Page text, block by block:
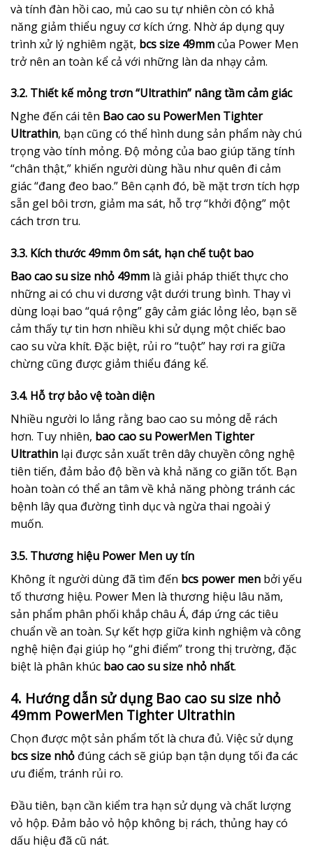
và tính đàn hồi cao, mủ cao su tự nhiên còn có khả
năng giảm thiểu nguy cơ kích ứng. Nhờ áp dụng quy
trình xử lý nghiêm ngặt, bcs size 49mmcủa Power Men
trở nên an toàn kể cả với những làn da nhạy cảm.
3.2. Thiết kế mỏng trơn “Ultrathin” nâng tầm cảm giác
Nghe đến cái tên Bao cao su PowerMen Tighter
Ultrathin, bạn cũng có thể hình dung sản phẩm này chú
trọng vào tính mỏng. Độ mỏng của bao giúp tăng tính
“chân thật,” khiến người dùng hầu như quên đi cảm
giác “đang đeo bao.” Bên cạnh đó, bề mặt trơn tích hợp
sẵn gel bôi trơn, giảm ma sát, hỗ trợ “khởi động” một
cách trơn tru.
3.3. Kích thước 49mm ôm sát, hạn chế tuột bao
Bao cao su size nhỏ 49mm là giải pháp thiết thực cho
những ai có chu vi dương vật dưới trung bình. Thay vì
dùng loại bao “quá rộng” gây cảm giác lỏng lẻo, bạn sẽ
cảm thấy tự tin hơn nhiều khi sử dụng một chiếc bao
cao su vừa khít. Đặc biệt, rủi ro “tuột” hay rơi ra giữa
chừng cũng được giảm thiểu đáng kể.
3.4. Hỗ trợ bảo vệ toàn diện
Nhiều người lo lắng rằng bao cao su mỏng dễ rách
hơn. Tuy nhiên, bao cao su PowerMen Tighter
Ultrathin lại được sản xuất trên dây chuyền công nghệ
tiên tiến, đảm bảo độ bền và khả năng co giãn tốt. Bạn
hoàn toàn có thể an tâm về khả năng phòng tránh các
bệnh lây qua đường tình dục và ngừa thai ngoài ý
muốn.
3.5. Thương hiệu Power Men uy tín
Không ít người dùng đã tìm đến bcs power men bởi yếu
tố thương hiệu. Power Men là thương hiệu lâu năm,
sản phẩm phân phối khắp châu Á, đáp ứng các tiêu
chuẩn về an toàn. Sự kết hợp giữa kinh nghiệm và công
nghệ hiện đại giúp họ “ghi điểm” trong thị trường, đặc
biệt là phân khúc bao cao su size nhỏ nhất.
4. Hướng dẫn sử dụng Bao cao su size nhỏ
49mm PowerMen Tighter Ultrathin
Chọn được một sản phẩm tốt là chưa đủ. Việc sử dụng
bcs size nhỏ đúng cách sẽ giúp bạn tận dụng tối đa các
ưu điểm, tránh rủi ro.
Đầu tiên, bạn cần kiểm tra hạn sử dụng và chất lượng
vỏ hộp. Đảm bảo vỏ hộp không bị rách, thủng hay có
dấu hiệu đã cũ nát.